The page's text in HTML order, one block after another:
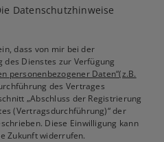
Datenschutzhinweise
dass von mir bei der
des Dienstes zur Verfügung
personenbezogener Daten“(z.B.
des Vertrages
„Abschluss der Registrierung
(Vertragsdurchführung)“ der
Diese Einwilligung kann
Zukunft widerrufen.